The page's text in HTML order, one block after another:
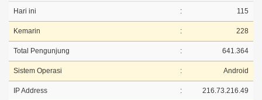
Hari ini : 115
Kemarin : 228
Total Pengunjung : 641.364
Sistem Operasi : Android
IP Address : 216.73.216.49